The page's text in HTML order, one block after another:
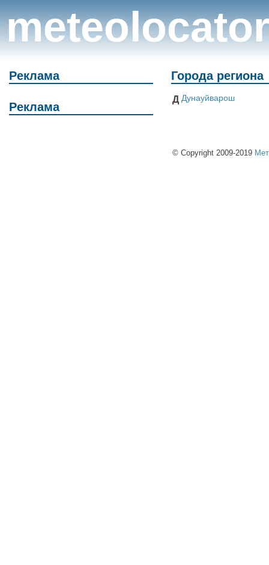
meteolocator
Реклама
Реклама
Города региона
Д Дунауйварош
© Copyright 2009-2019